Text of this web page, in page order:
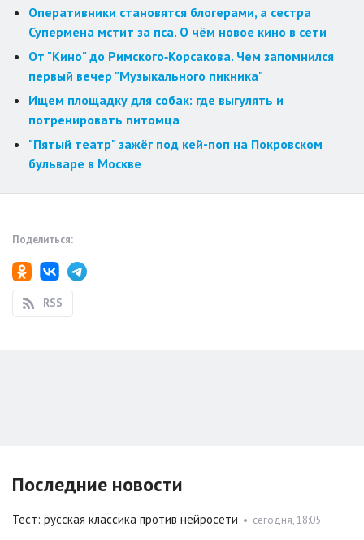
Оперативники становятся блогерами, а сестра
Супермена мстит за пса. О чём новое кино в сети
От "Кино" до Римского‑Корсакова. Чем запомнился
первый вечер "Музыкального пикника"
Ищем площадку для собак: где выгулять и
потренировать питомца
"Пятый театр" зажёг под кей-поп на Покровском
бульваре в Москве
Поделиться:
RSS
Последние новости
Тест: русская классика против нейросети • сегодня, 18:05